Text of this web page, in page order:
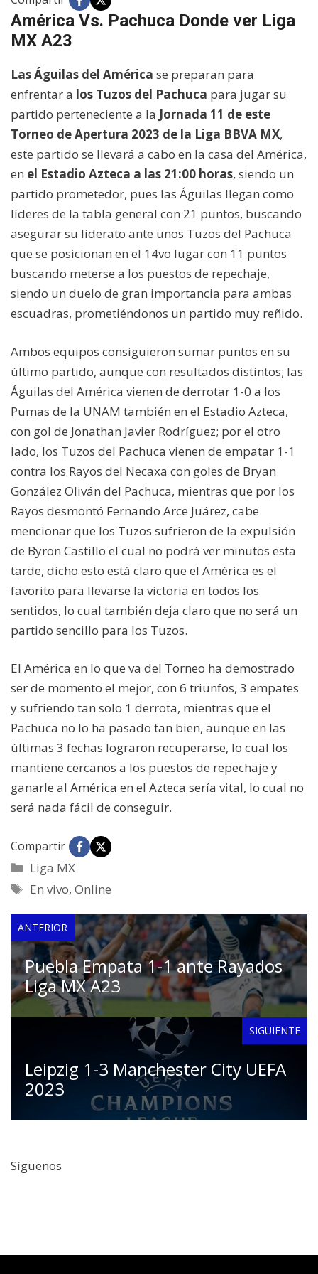
América Vs. Pachuca Donde ver Liga
MX A23
Las Águilas del América se preparan para
enfrentar a los Tuzos del Pachuca para jugar su
partido perteneciente a la Jornada 11 de este
Torneo de Apertura 2023 de la Liga BBVA MX,
este partido se llevará a cabo en la casa del América,
en el Estadio Azteca a las 21:00 horas, siendo un
partido prometedor, pues las Águilas llegan como
líderes de la tabla general con 21 puntos, buscando
asegurar su liderato ante unos Tuzos del Pachuca
que se posicionan en el 14vo lugar con 11 puntos
buscando meterse a los puestos de repechaje,
siendo un duelo de gran importancia para ambas
escuadras, prometiéndonos un partido muy reñido.
Ambos equipos consiguieron sumar puntos en su
último partido, aunque con resultados distintos; las
Águilas del América vienen de derrotar 1-0 a los
Pumas de la UNAM también en el Estadio Azteca,
con gol de Jonathan Javier Rodríguez; por el otro
lado, los Tuzos del Pachuca vienen de empatar 1-1
contra los Rayos del Necaxa con goles de Bryan
González Oliván del Pachuca, mientras que por los
Rayos desmontó Fernando Arce Juárez, cabe
mencionar que los Tuzos sufrieron de la expulsión
de Byron Castillo el cual no podrá ver minutos esta
tarde, dicho esto está claro que el América es el
favorito para llevarse la victoria en todos los
sentidos, lo cual también deja claro que no será un
partido sencillo para los Tuzos.
El América en lo que va del Torneo ha demostrado
ser de momento el mejor, con 6 triunfos, 3 empates
y sufriendo tan solo 1 derrota, mientras que el
Pachuca no lo ha pasado tan bien, aunque en las
últimas 3 fechas lograron recuperarse, lo cual los
mantiene cercanos a los puestos de repechaje y
ganarle al América en el Azteca sería vital, lo cual no
será nada fácil de conseguir.
Compartir
Categorías
Liga MX
Etiquetas
En vivo,Online
ANTERIOR
Puebla Empata 1-1 ante Rayados
Liga MX A23
SIGUIENTE
Leipzig 1-3 Manchester City UEFA
2023
Síguenos